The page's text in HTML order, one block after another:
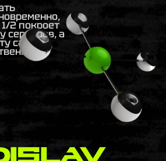
2 покроет
серверов, а
самую